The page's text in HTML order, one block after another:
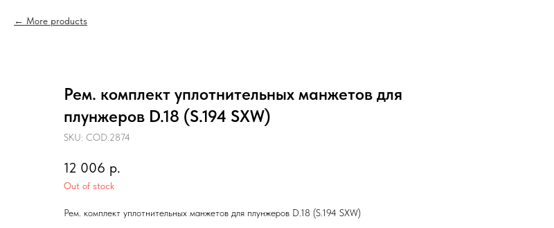
More products
Рем. комплект уплотнительных манжетов для
плунжеров D.18 (S.194 SXW)
SKU: COD.2874
12 006 р.
Out of stock
Рем. комплект уплотнительных манжетов для плунжеров D.18 (S.194 SXW)